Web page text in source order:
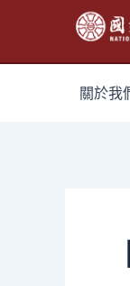
主
關於我